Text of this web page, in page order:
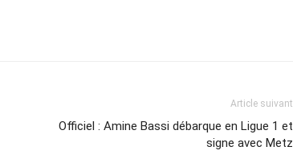
Article suivant
Officiel : Amine Bassi débarque en Ligue 1 et
signe avec Metz